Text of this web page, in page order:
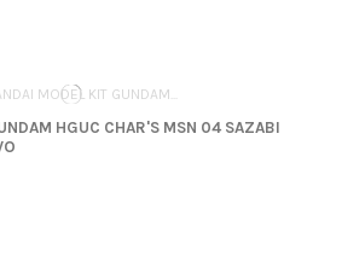
HGUC CHAR'S MSN 04 SAZABI